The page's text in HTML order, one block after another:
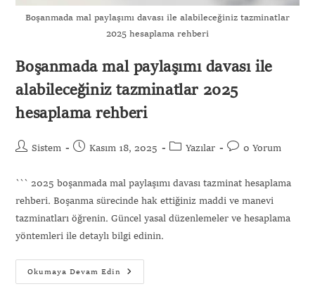
Boşanmada mal paylaşımı davası ile alabileceğiniz tazminatlar
2025 hesaplama rehberi
Boşanmada mal paylaşımı davası ile
alabileceğiniz tazminatlar 2025
hesaplama rehberi
Sistem Kasım 18, 2025 Yazılar 0 Yorum
``` 2025 boşanmada mal paylaşımı davası tazminat hesaplama
rehberi. Boşanma sürecinde hak ettiğiniz maddi ve manevi
tazminatları öğrenin. Güncel yasal düzenlemeler ve hesaplama
yöntemleri ile detaylı bilgi edinin.
Okumaya Devam Edin